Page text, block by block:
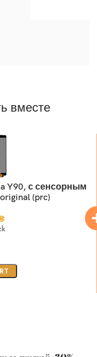
вместе
Y90, с сенсорным
(prc)